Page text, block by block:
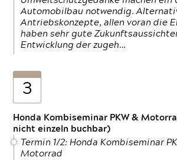
Automobilbau notwendig.
Antriebskonzepte, allen voran die
haben sehr gute
Entwicklung der zugeh…
3
Honda Kombiseminar PKW &
nicht einzeln buchbar)
Termin 1/2: Honda Kombiseminar
Motorrad